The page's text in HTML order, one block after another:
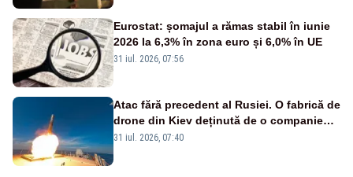
Eurostat: șomajul a rămas stabil în iunie
2026 la 6,3% în zona euro și 6,0% în UE
31 iul. 2026, 07:56
Atac fără precedent al Rusiei. O fabrică de
drone din Kiev deținută de o companie
americană, distrusă de o rachetă
31 iul. 2026, 07:40